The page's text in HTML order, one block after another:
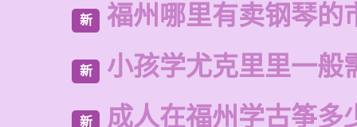
新 福州哪里有卖钢琴的
新 小孩学尤克里里一般
新 成人在福州学古筝多